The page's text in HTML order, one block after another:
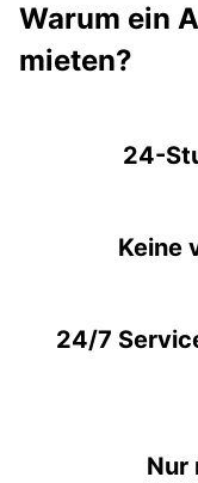
Warum ein
mieten?
24-
Keine
24/7
Nur